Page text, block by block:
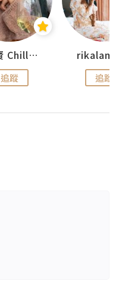
思思賢 ChillMyBabe
追蹤 追蹤